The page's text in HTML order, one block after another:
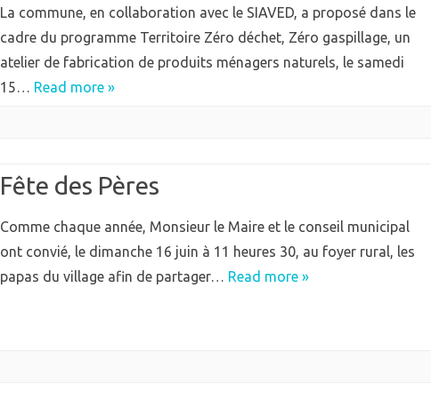
La commune, en collaboration avec le SIAVED, a proposé dans le
cadre du programme Territoire Zéro déchet, Zéro gaspillage, un
atelier de fabrication de produits ménagers naturels, le samedi
15… Read more »
Fête des Pères
Comme chaque année, Monsieur le Maire et le conseil municipal
ont convié, le dimanche 16 juin à 11 heures 30, au foyer rural, les
papas du village afin de partager… Read more »